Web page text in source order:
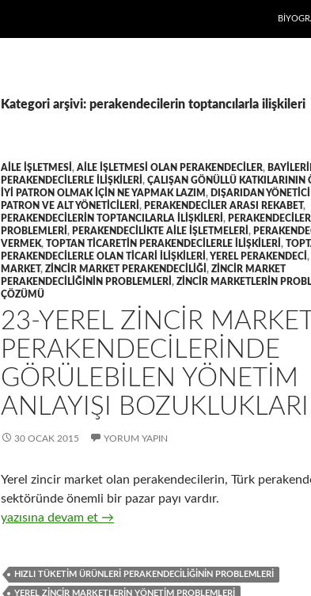
Kategori arşivi: perakendecilerin toptancılarla ilişkileri
AILE IŞLETMESI , AILE IŞLETMESI OLAN PERAKENDECILER,
PERAKENDECILERLE ILIŞKILERI , ÇALIŞAN GÖNÜLLÜ KATKILARININ
IYI PATRON OLMAK IÇIN NE YAPMAK LAZIM , DIŞARIDAN
PATRON VE ALT YÖNETICILERI , PERAKENDECILER ARASI REKABET,
PERAKENDECILERIN TOPTANCILARLA ILIŞKILERI ,
PROBLEMLERI , PERAKENDECILIKTE AILE IŞLETMELERI ,
VERMEK, TOPTAN TICARETIN PERAKENDECILERLE ILIŞKILERI ,
PERAKENDECILERLE OLAN TICARI ILIŞKILERI ,YEREL PERAKENDECI ,
MARKET, ZINCIR MARKET PERAKENDECILIĞI , ZINCIR MARKET
PERAKENDECILIĞININ PROBLEMLERI , ZINCIR MARKETLERIN
ÇÖZÜMÜ
23-YEREL ZINCIR
PERAKENDECILERINDE
GÖRÜLEBILEN YÖNETIM
ANLAYIŞI BOZUKLUKLARI
30 OCAK 2015 YORUM YAPIN
Yerel zincir market olan perakendecilerin, Türk
sektöründe önemli bir pazar payı vardır.
23-Yerel zincir market perakendecilerinde görülebilen
yazısına devam et →
HIZLI TÜKETIM ÜRÜNLERI PERAKENDECILIĞININ PROBLEMLERI
YEREL ZINCIR MARKETLERIN YÖNETIM PROBLEMLERI